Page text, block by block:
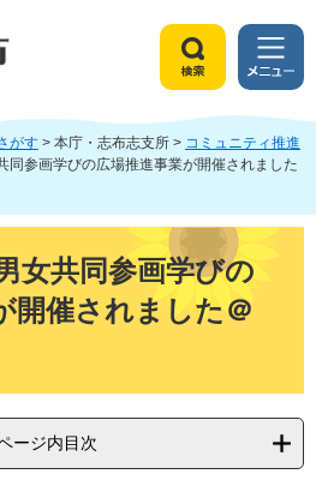
索
メ
ニ
ュ
ー
がす > 本庁・志布志支所 > コミュニティ推進
同参画学びの広場推進事業が開催されました
女共同参画学びの
開催されました＠
ージ内目次